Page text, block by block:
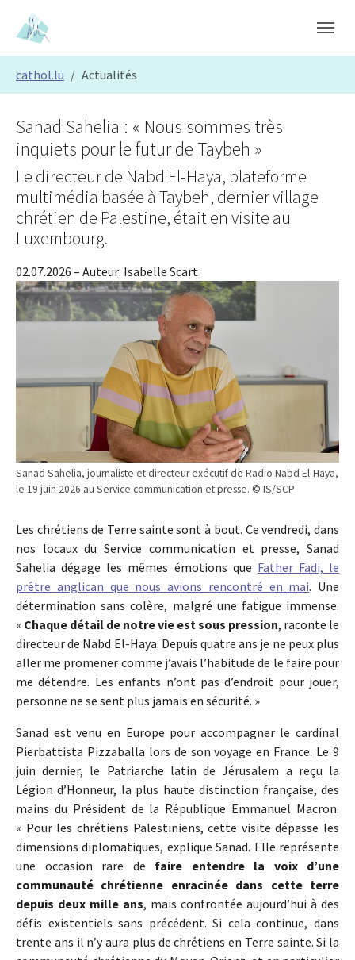
Skip to main content
Skip to page footer
cathol.lu Actualités
Sanad Sahelia, journaliste et directeur exécutif de Radio Nabd El-Haya,
le 19 juin 2026 au Service communication et presse. © IS/SCP
Sanad Sahelia : « Nous sommes très
inquiets pour le futur de Taybeh »
Le directeur de Nabd El-Haya, plateforme
multimédia basée à Taybeh, dernier village
chrétien de Palestine, était en visite au
Luxembourg.
02.07.2026 – Auteur: Isabelle Scart
Les chrétiens de Terre sainte sont à bout. Ce vendredi, dans
nos locaux du Service communication et presse, Sanad
Sahelia dégage les mêmes émotions que Father Fadi, le
prêtre anglican que nous avions rencontré en mai. Une
détermination sans colère, malgré une fatigue immense.
« Chaque détail de notre vie est sous pression, raconte le
directeur de Nabd El-Haya. Depuis quatre ans je ne peux plus
aller me promener comme j’avais l’habitude de le faire pour
me détendre. Les enfants n’ont pas d’endroit pour jouer,
personne ne se sent plus jamais en sécurité. »
Sanad est venu en Europe pour accompagner le cardinal
Pierbattista Pizzaballa lors de son voyage en France. Le 9
juin dernier, le Patriarche latin de Jérusalem a reçu la
Légion d’Honneur, la plus haute distinction française, des
mains du Président de la République Emmanuel Macron.
« Pour les chrétiens Palestiniens, cette visite dépasse les
dimensions diplomatiques, explique Sanad. Elle représente
une occasion rare de faire entendre la voix d’une
communauté chrétienne enracinée dans cette terre
depuis deux mille ans, mais confrontée aujourd’hui à des
défis existentiels sans précédent. Si cela continue, dans
trente ans il n’y aura plus de chrétiens en Terre sainte. Si la